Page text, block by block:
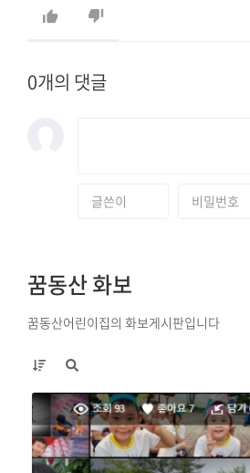
상담문의 : 042-627-8698, 042-638-8698.
0개의 댓글
꿈동산 화보
꿈동산어린이집의 화보게시판입니다